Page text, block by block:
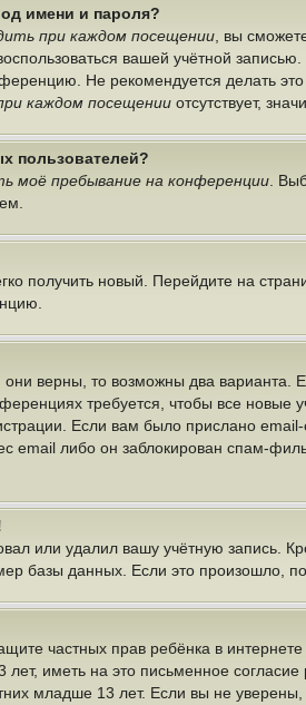
имени и пароля?
при каждом посещении , вы
вашей учётной
Не рекомендуется делать
каждом посещении отсутствует,
пользователей?
моё пребывание на конференции .
получить новый. Перейдите на
верны, то возможны два
требуется, чтобы все
Если вам было прислано
email либо он заблокирован спам-
или удалил вашу учётную запись.
данных. Если это произошло,
частных прав ребёнка в
иметь на это письменное
младше 13 лет. Если вы не